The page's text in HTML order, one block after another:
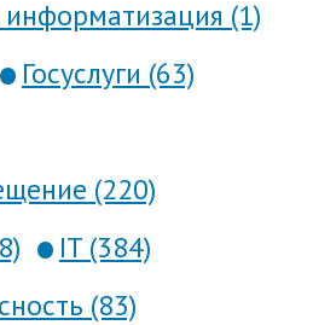
(1)
Госуслуги (63)
(220)
IT (384)
(83)